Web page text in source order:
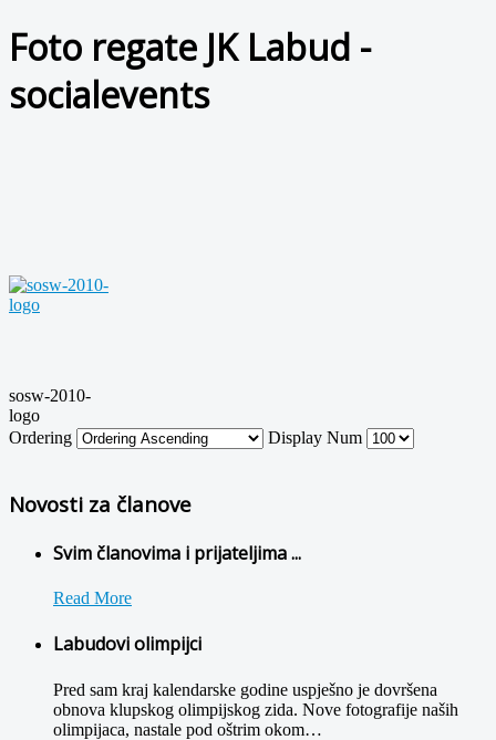
Foto regate JK Labud -
socialevents
sosw-2010-
logo
Ordering
Display Num
Novosti za članove
Svim članovima i prijateljima ...
Read More
Labudovi olimpijci
Pred sam kraj kalendarske godine uspješno je dovršena
obnova klupskog olimpijskog zida. Nove fotografije naših
olimpijaca, nastale pod oštrim okom…